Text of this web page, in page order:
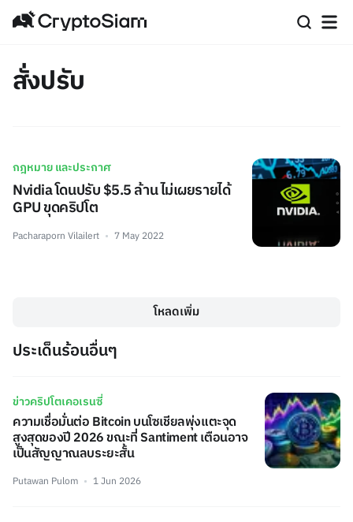
สั่งปรับ
กฎหมาย และประกาศ
Nvidia โดนปรับ $5.5 ล้าน ไม่เผยรายได้
GPU ขุดคริปโต
Pacharaporn Vilailert 7 May 2022
โหลดเพิ่ม
ประเด็นร้อนอื่นๆ
ข่าวคริปโตเคอเรนซี่
ความเชื่อมั่นต่อ Bitcoin บนโซเชียลพุ่งแตะจุด
สูงสุดของปี 2026 ขณะที่ Santiment เตือนอาจ
เป็นสัญญาณลบระยะสั้น
Putawan Pulom 1 Jun 2026